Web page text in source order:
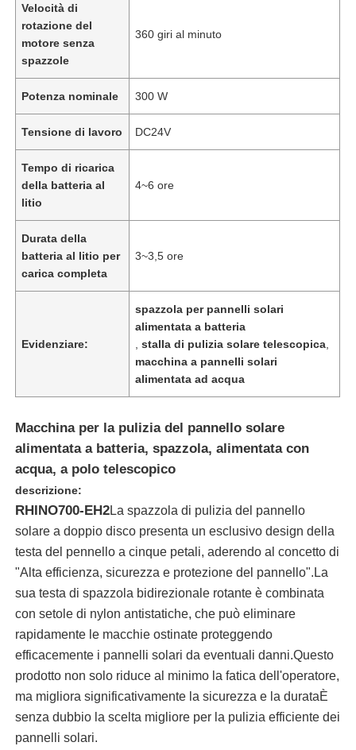
Casa
Prodotti
Video
Chi siamo
Fatory Tour
Controllo di qualità
Velocità di
rotazione del
motore senza
spazzole
360 giri al minuto
Potenza nominale 300 W
Tensione di lavoro DC24V
Tempo di ricarica
della batteria al
litio
4~6 ore
Durata della
batteria al litio per
carica completa
3~3,5 ore
Evidenziare:
spazzola per pannelli solari
alimentata a batteria
,stalla di pulizia solare telescopica
macchina a pannelli solari
alimentata ad acqua
Macchina per la pulizia del pannello solare
alimentata a batteria, spazzola, alimentata con
acqua, a polo telescopico
descrizione:
RHINO700-EH2La spazzola di pulizia del pannello
solare a doppio disco presenta un esclusivo design della
testa del pennello a cinque petali, aderendo al concetto di
"Alta efficienza, sicurezza e protezione del pannello".La
sua testa di spazzola bidirezionale rotante è combinata
con setole di nylon antistatiche, che può eliminare
rapidamente le macchie ostinate proteggendo
efficacemente i pannelli solari da eventuali danni.Questo
prodotto non solo riduce al minimo la fatica dell'operatore,
ma migliora significativamente la sicurezza e la durataÈ
senza dubbio la scelta migliore per la pulizia efficiente dei
pannelli solari.